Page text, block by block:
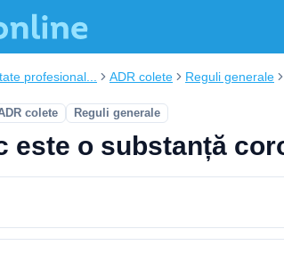
profesional... ADR colete Reguli generale
colete Reguli generale
este o substanță